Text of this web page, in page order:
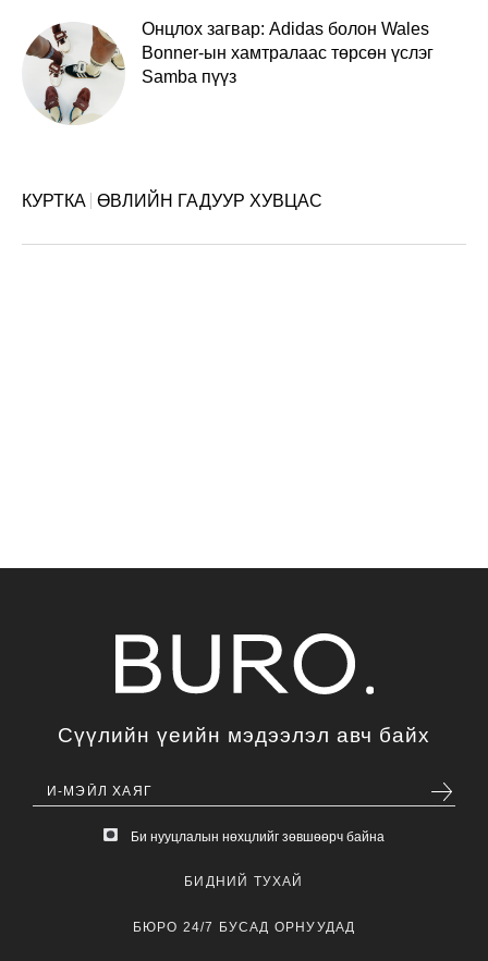
Онцлох загвар: Adidas болон Wales
Bonner-ын хамтралаас төрсөн үслэг
Samba пүүз
КУРТКА ӨВЛИЙН ГАДУУР ХУВЦАС
Сүүлийн үеийн мэдээлэл авч байх
Би нууцлалын нөхцлийг зөвшөөрч байна
БИДНИЙ ТУХАЙ
БЮРО 24/7 БУСАД ОРНУУДАД